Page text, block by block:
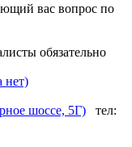
вас вопрос по
обязательно
нет)
шоссе, 5Г)
тел: